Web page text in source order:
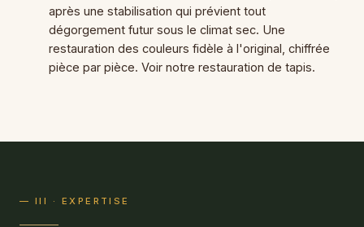
après une stabilisation qui prévient tout
dégorgement futur sous le climat sec. Une
restauration des couleurs fidèle à l'original, chiffrée
pièce par pièce. Voir notre restauration de tapis.
— III · EXPERTISE